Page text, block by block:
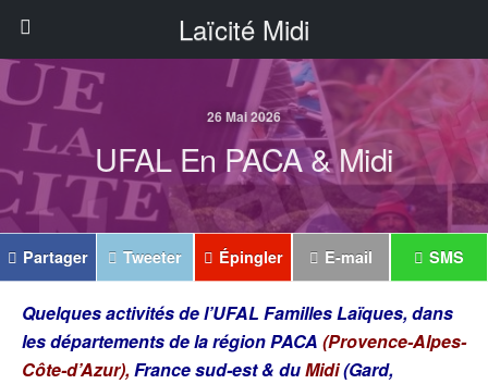
Laïcité Midi
26 Mai 2026
UFAL En PACA & Midi
Partager Tweeter Épingler E-mail SMS
Quelques activités de l’UFAL Familles Laïques, dans
les départements de la région PACA (Provence-Alpes-
Côte-d’Azur),France sud-est & duMidi(Gard,